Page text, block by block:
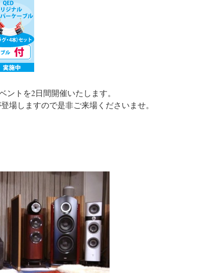
トを2日間開催いたします。
場しますので是非ご来場くださいませ。